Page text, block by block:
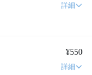
詳細
¥550
詳細